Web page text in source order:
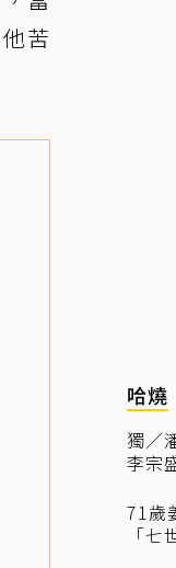
苦
哈燒
獨／
李宗
71歲
「